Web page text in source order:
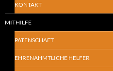
KONTAKT
MITHILFE
PATENSCHAFT
EHRENAHMTLICHE HELFER